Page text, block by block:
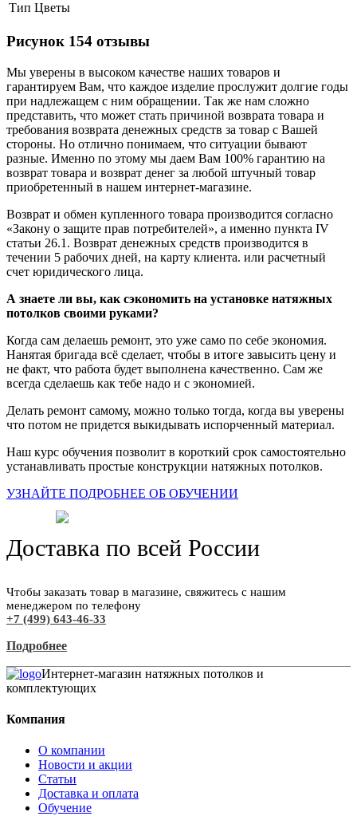
Тип Цветы
Рисунок 154 отзывы
Мы уверены в высоком качестве наших товаров и
гарантируем Вам, что каждое изделие прослужит долгие годы
при надлежащем с ним обращении. Так же нам сложно
представить, что может стать причиной возврата товара и
требования возврата денежных средств за товар с Вашей
стороны. Но отлично понимаем, что ситуации бывают
разные. Именно по этому мы даем Вам 100% гарантию на
возврат товара и возврат денег за любой штучный товар
приобретенный в нашем интернет-магазине.
Возврат и обмен купленного товара производится согласно
«Закону о защите прав потребителей», а именно пункта IV
статьи 26.1. Возврат денежных средств производится в
течении 5 рабочих дней, на карту клиента. или расчетный
счет юридического лица.
А знаете ли вы, как сэкономить на установке натяжных
потолков своими руками?
Когда сам делаешь ремонт, это уже само по себе экономия.
Нанятая бригада всё сделает, чтобы в итоге завысить цену и
не факт, что работа будет выполнена качественно. Сам же
всегда сделаешь как тебе надо и с экономией.
Делать ремонт самому, можно только тогда, когда вы уверены
что потом не придется выкидывать испорченный материал.
Наш курс обучения позволит в короткий срок самостоятельно
устанавливать простые конструкции натяжных потолков.
УЗНАЙТЕ ПОДРОБНЕЕ ОБ ОБУЧЕНИИ
Доставка по всей России
Чтобы заказать товар в магазине, свяжитесь с нашим
менеджером по телефону
+7 (499) 643-46-33
Подробнее
Интернет-магазин натяжных потолков и
комплектующих
Компания
О компании
Новости и акции
Статьи
Доставка и оплата
Обучение